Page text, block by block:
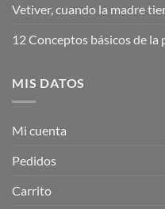
Vetiver, cuando la madre
12 Conceptos básicos de la
MIS DATOS
Mi cuenta
Pedidos
Carrito